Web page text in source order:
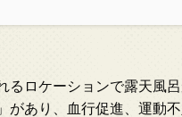
るロケーションで露天風
があり、血行促進、運動